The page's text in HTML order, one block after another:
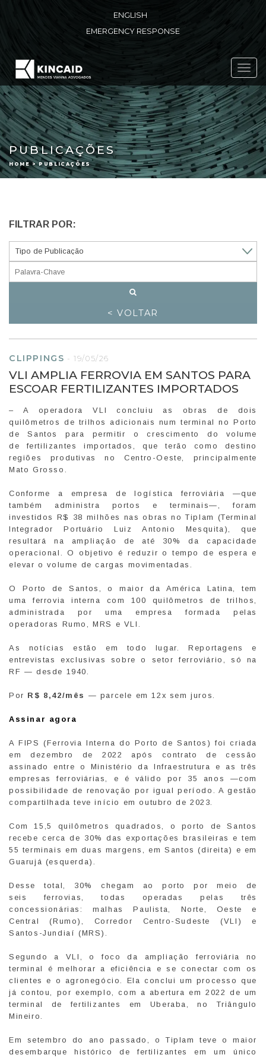
ENGLISH
EMERGENCY RESPONSE
PUBLICAÇÕES
HOME > PUBLICAÇÕES
FILTRAR POR:
< VOLTAR
CLIPPINGS -19/05/26
VLI AMPLIA FERROVIA EM SANTOS PARA
ESCOAR FERTILIZANTES IMPORTADOS
– A operadora VLI concluiu as obras de dois
quilômetros de trilhos adicionais num terminal no Porto
de Santos para permitir o crescimento do volume
de fertilizantes importados, que terão como destino
regiões produtivas no Centro-Oeste, principalmente
Mato Grosso.
Conforme a empresa de logística ferroviária —que
também administra portos e terminais—, foram
investidos R$ 38 milhões nas obras no Tiplam (Terminal
Integrador Portuário Luiz Antonio Mesquita), que
resultará na ampliação de até 30% da capacidade
operacional. O objetivo é reduzir o tempo de espera e
elevar o volume de cargas movimentadas.
O Porto de Santos, o maior da América Latina, tem
uma ferrovia interna com 100 quilômetros de trilhos,
administrada por uma empresa formada pelas
operadoras Rumo, MRS e VLI.
As notícias estão em todo lugar. Reportagens e
entrevistas exclusivas sobre o setor ferroviário, só na
RF — desde 1940.
Por R$ 8,42/mês — parcele em 12x sem juros.
Assinar agora
A FIPS (Ferrovia Interna do Porto de Santos) foi criada
em dezembro de 2022 após contrato de cessão
assinado entre o Ministério da Infraestrutura e as três
empresas ferroviárias, e é válido por 35 anos —com
possibilidade de renovação por igual período. A gestão
compartilhada teve início em outubro de 2023.
Com 15,5 quilômetros quadrados, o porto de Santos
recebe cerca de 30% das exportações brasileiras e tem
55 terminais em duas margens, em Santos (direita) e em
Guarujá (esquerda).
Desse total, 30% chegam ao porto por meio de
seis ferrovias, todas operadas pelas três
concessionárias: malhas Paulista, Norte, Oeste e
Central (Rumo), Corredor Centro-Sudeste (VLI) e
Santos-Jundiaí (MRS).
Segundo a VLI, o foco da ampliação ferroviária no
terminal é melhorar a eficiência e se conectar com os
clientes e o agronegócio. Ela conclui um processo que
já contou, por exemplo, com a abertura em 2022 de um
terminal de fertilizantes em Uberaba, no Triângulo
Mineiro.
Em setembro do ano passado, o Tiplam teve o maior
desembarque histórico de fertilizantes em um único